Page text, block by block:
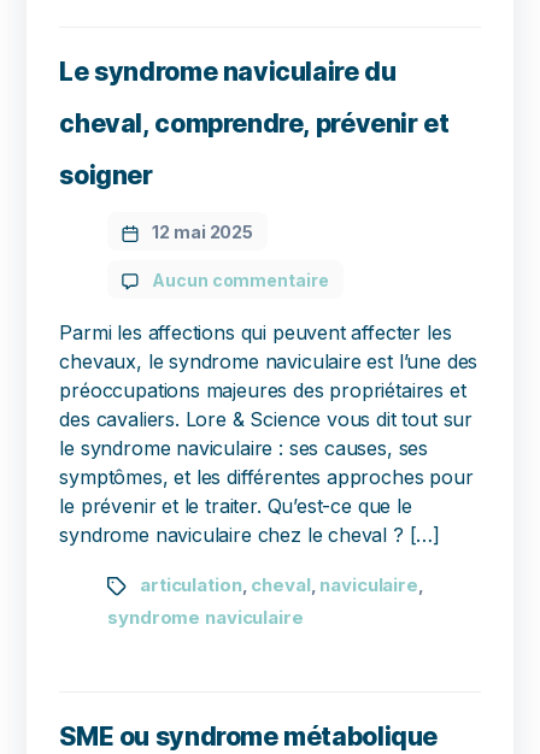
Le syndrome naviculaire du
cheval, comprendre, prévenir et
soigner
12 mai 2025
Aucun commentaire
Parmi les affections qui peuvent affecter les
chevaux, le syndrome naviculaire est l’une des
préoccupations majeures des propriétaires et
des cavaliers. Lore & Science vous dit tout sur
le syndrome naviculaire : ses causes, ses
symptômes, et les différentes approches pour
le prévenir et le traiter. Qu’est-ce que le
syndrome naviculaire chez le cheval ? […]
articulation, cheval, naviculaire
syndrome naviculaire
SME ou syndrome métabolique